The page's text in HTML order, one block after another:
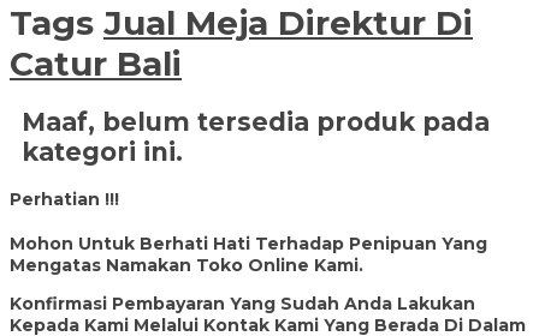
Tags Jual Meja Direktur Di
Catur Bali
Maaf, belum tersedia produk pada
kategori ini.
Perhatian !!!
Mohon Untuk Berhati Hati Terhadap Penipuan Yang
Mengatas Namakan Toko Online Kami.
Konfirmasi Pembayaran Yang Sudah Anda Lakukan
Kepada Kami Melalui Kontak Kami Yang Berada Di Dalam